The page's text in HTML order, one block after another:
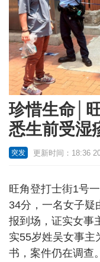
珍惜生命│
悉生前受湿
突发 更新时间：18:36
旺角登打士街1号
34分，一名女子疑
报到场，证实女事
实55岁姓吴女事主
书，案件仍在调查。